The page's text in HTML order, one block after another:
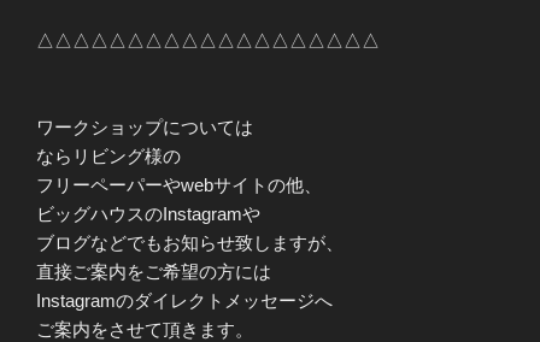
△△△△△△△△△△△△△△△△△△△
ワークショップについては
ならリビング様の
フリーペーパーやwebサイトの他、
ビッグハウスのInstagramや
ブログなどでもお知らせ致しますが、
直接ご案内をご希望の方には
Instagramのダイレクトメッセージへ
ご案内をさせて頂きます。